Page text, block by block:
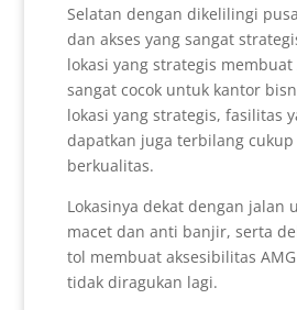
Selatan dengan dikelilingi
dan akses yang sangat
lokasi yang strategis membuat
sangat cocok untuk kantor
lokasi yang strategis, fasilitas
dapatkan juga terbilang
berkualitas.
Lokasinya dekat dengan jalan
macet dan anti banjir, serta
tol membuat aksesibilitas
tidak diragukan lagi.